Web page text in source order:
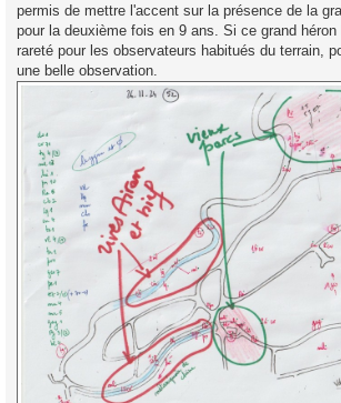
permis de mettre l'accent sur la présence de la
pour la deuxième fois en 9 ans. Si ce grand
rareté pour les observateurs habitués du terrain,
une belle observation.